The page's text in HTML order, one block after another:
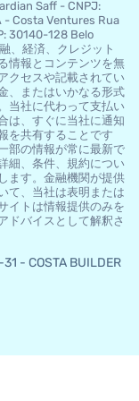
Saff - CNPJ:
- Costa Ventures Rua
30140-128 Belo
、経済、クレジット
情報とコンテンツを無
クセスや記載されてい
、またはいかなる形式
当社に代わって支払い
は、すぐに当社に通知
を共有することです
部の情報が常に最新で
細、条件、規約につい
ます。金融機関が提供
て、当社は表明または
イトは情報提供のみを
ドバイスとして解釈さ
- COSTA BUILDER